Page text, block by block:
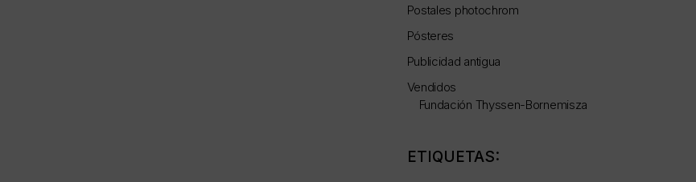
Postales photochrom
Pósteres
Publicidad antigua
Vendidos
Fundación Thyssen-Bornemisza
ETIQUETAS: